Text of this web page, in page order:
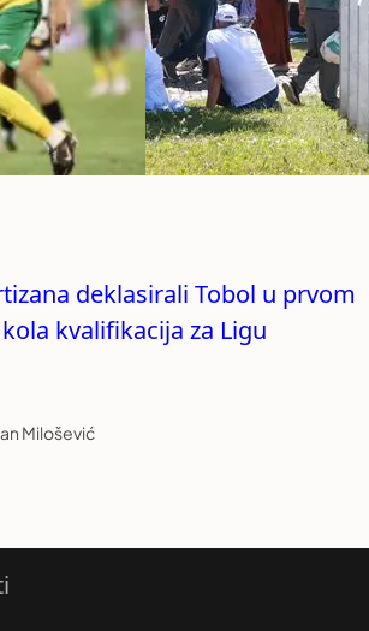
deklasirali Tobol u prvom
kvalifikacija za Ligu
Milošević